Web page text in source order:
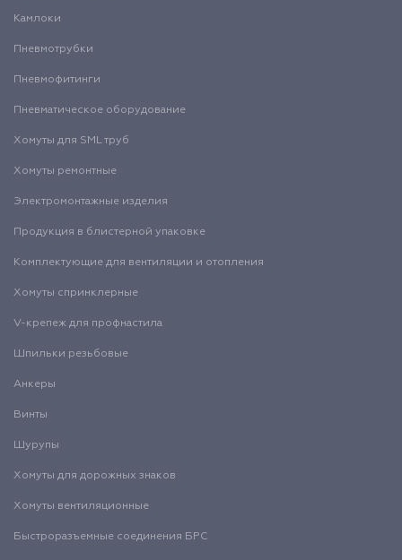
Камлоки
Пневмотрубки
Пневмофитинги
Пневматическое оборудование
Хомуты для SML труб
Хомуты ремонтные
Электромонтажные изделия
Продукция в блистерной упаковке
Комплектующие для вентиляции и отопления
Хомуты спринклерные
V-крепеж для профнастила
Шпильки резьбовые
Анкеры
Винты
Шурупы
Хомуты для дорожных знаков
Хомуты вентиляционные
Быстроразъемные соединения БРС